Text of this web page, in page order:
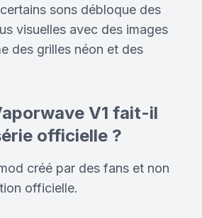
sons débloque des
visuelles avec des images
des grilles néon et des
V1 fait-il
officielle ?
créé par des fans et non
officielle.